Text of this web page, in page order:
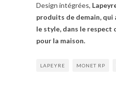
Design intégrées,
produits de demain, qui
le style, dans le respect
pour la maison.
LAPEYRE MONET RP